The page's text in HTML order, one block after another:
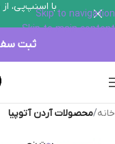
Skip to navigation
Skip to main content
با اسنپ‌پی،
ثبت
خانه/محصولات آردن آتوپیا